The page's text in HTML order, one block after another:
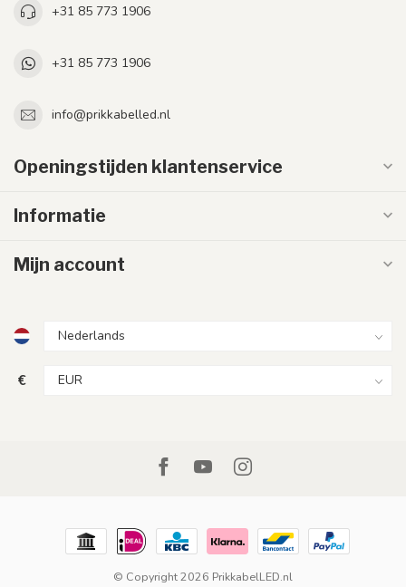
+31 85 773 1906
+31 85 773 1906
info@prikkabelled.nl
Openingstijden klantenservice
Informatie
Mijn account
€
© Copyright 2026 PrikkabelLED.nl